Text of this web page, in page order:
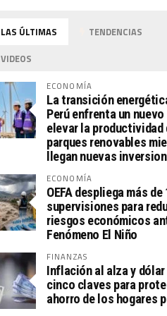
LAS ÚLTIMAS
TENDENCIAS
VIDEOS
ECONOMÍA
La transición
Perú enfrenta un
elevar la productividad
parques renovables
llegan nuevas
ECONOMÍA
OEFA despliega más de
supervisiones para
riesgos económicos
Fenómeno El Niño
FINANZAS
Inflación al alza y
cinco claves para
ahorro de los hogares